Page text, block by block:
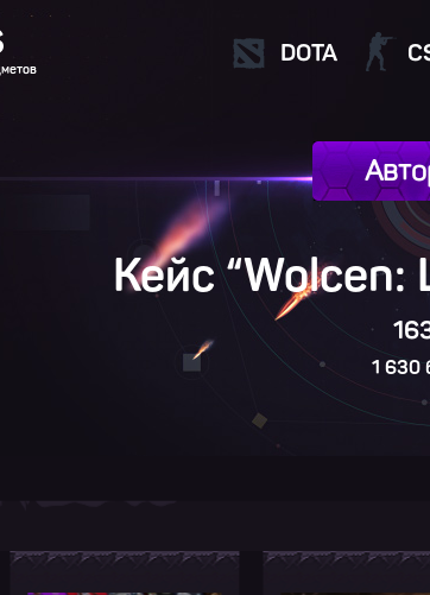
DOTA
Кейс “Wolcen:
1 630